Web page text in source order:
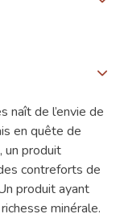
naît de l’envie de
en quête de
un produit
contreforts de
produit ayant
minérale.